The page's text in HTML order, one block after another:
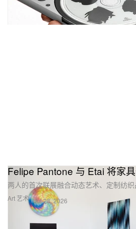
Art 艺术
Felipe Pantone 与 Etai 将家
两人的首次联展融合动态艺术、定制纺织
Jul 28, 2026